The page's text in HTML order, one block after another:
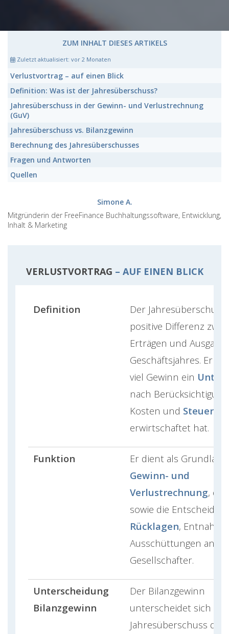
ZUM INHALT DIESES ARTIKELS
Zuletzt aktualisiert: vor 2 Monaten
Verlustvortrag – auf einen Blick
Definition: Was ist der Jahresüberschuss?
Jahresüberschuss in der Gewinn- und Verlustrechnung
(GuV)
Jahresüberschuss vs. Bilanzgewinn
Berechnung des Jahresüberschusses
Fragen und Antworten
Quellen
Simone A.
Mitgründerin der FreeFinance Buchhaltungssoftware, Entwicklung,
Inhalt & Marketing
VERLUSTVORTRAG – AUF EINEN BLICK
Definition
Der
positive Differenz
Erträgen und
Geschäftsjahres. Er
viel Gewinn ein
nach
Kosten und Steuern
erwirtschaftet hat.
Funktion
Er dient als
Gewinn- und
Verlustrechnung, die
sowie die
Rücklagen,
Ausschüttungen an
Gesellschafter.
Unterscheidung
Bilanzgewinn
Der Bilanzgewinn
unterscheidet sich
Jahresüberschuss